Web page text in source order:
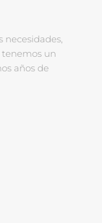
necesidades,
un
años de